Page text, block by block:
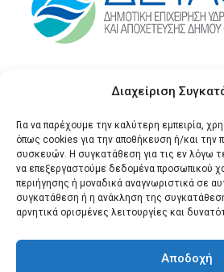
Διαχείριση
Για να παρέχουμε την καλύτερη εμπειρία,
όπως cookies για την αποθήκευση ή/και την
συσκευών. Η συγκατάθεση για τις εν λόγω
να επεξεργαστούμε δεδομένα προσωπικού
περιήγησης ή μοναδικά αναγνωριστικά σε
συγκατάθεση ή η ανάκληση της
αρνητικά ορισμένες λειτουργίες και
Αποδοχή
© 2026 Santonews - Όλα
τα δικαιώματα